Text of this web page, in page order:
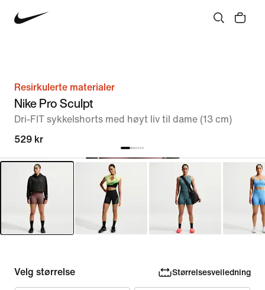
Resirkulerte materialer
Nike Pro Sculpt
Dri-FIT sykkelshorts med høyt liv til dame (13 cm)
529 kr
Velg størrelse Størrelsesveiledning